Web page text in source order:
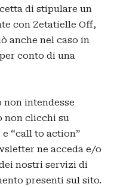
di stipulare un
con Zetatielle Off,
anche nel caso in
conto di una
non intendesse
non clicchi su
“call to action”
ne acceda e/o
nostri servizi di
presenti sul sito.